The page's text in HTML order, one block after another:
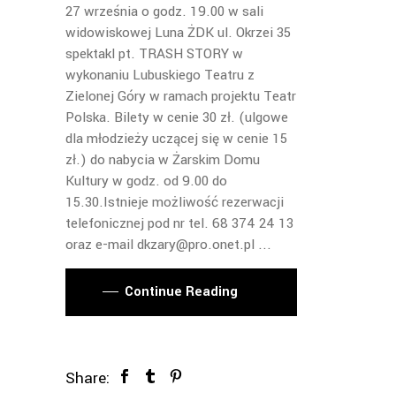
27 września o godz. 19.00 w sali
widowiskowej Luna ŻDK ul. Okrzei 35
spektakl pt. TRASH STORY w
wykonaniu Lubuskiego Teatru z
Zielonej Góry w ramach projektu Teatr
Polska. Bilety w cenie 30 zł. (ulgowe
dla młodzieży uczącej się w cenie 15
zł.) do nabycia w Żarskim Domu
Kultury w godz. od 9.00 do
15.30.Istnieje możliwość rezerwacji
telefonicznej pod nr tel. 68 374 24 13
oraz e-mail dkzary@pro.onet.pl
Continue Reading
Share: